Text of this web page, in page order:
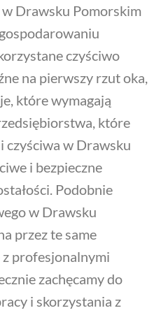
Drawsku Pomorskim
czyściwo
na pierwszy rzut oka,
które wymagają
które
czyściwa w Drawsku
i bezpieczne
Podobnie
w Drawsku
przez te same
profesjonalnymi
zachęcamy do
i skorzystania z